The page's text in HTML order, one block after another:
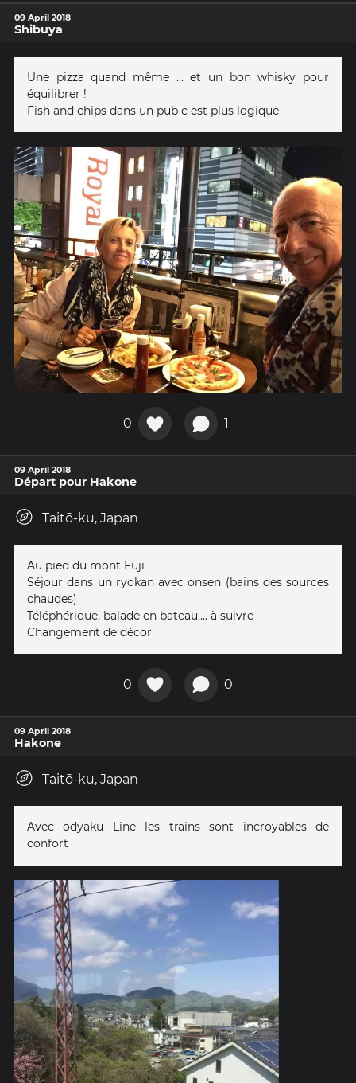
09 April 2018
Shibuya
Une pizza quand même ... et un bon whisky pour
équilibrer !
Fish and chips dans un pub c est plus logique
0 1
09 April 2018
Départ pour Hakone
Taitō-ku, Japan
Au pied du mont Fuji
Séjour dans un ryokan avec onsen (bains des sources
chaudes)
Téléphérique, balade en bateau.... à suivre
Changement de décor
0 0
09 April 2018
Hakone
Taitō-ku, Japan
Avec odyaku Line les trains sont incroyables de
confort